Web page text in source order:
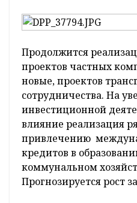
Продолжится
проектов частных
новые, проектов
сотрудничества. На
инвестиционной
влияние реализация
привлечению
кредитов в
коммунальном
Прогнозируется рост